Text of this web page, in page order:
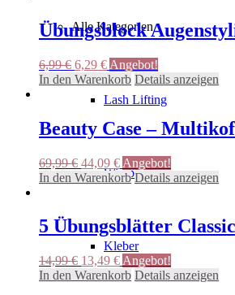
Alle Kategorien
Lash Lifting
Wimpern
Kleber
Übungsblock
6,99€ Ursprünglicher
Preis
6,99 €
6,29 €Aktueller
Preis
ist:
6,29 €.
Angebot!
In den Warenkorb Details anzeigen
Beauty Case –
69,99€ Ursprünglicher
Preis
44,09 €Aktueller
Preis
Angebot!
In den Warenkorb Details anzeigen
5 Übungsblätter
14,99€ Ursprünglicher
Preis
13,49 €Aktueller
Preis
Angebot!
In den Warenkorb Details anzeigen